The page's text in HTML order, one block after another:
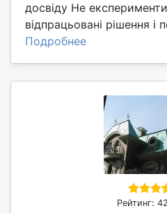
досвіду Не
відпрацьовані рішення і
Подробнее
Рейтинг: